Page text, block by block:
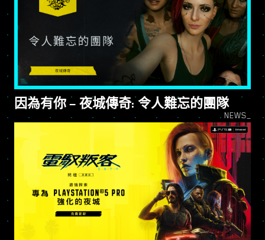
因為有你 — 夜城傳奇: 令人難忘的團隊
NEWS_